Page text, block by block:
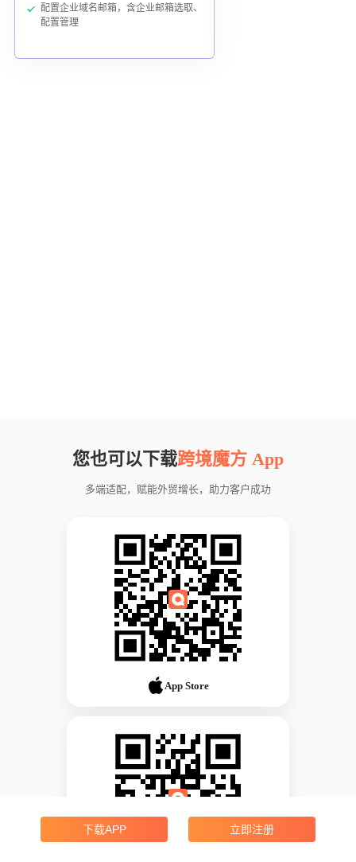
配置企业域名邮箱，含企业邮箱选取、
配置管理
您也可以下载跨境魔方 App
多端适配，赋能外贸增长，助力客户成功
App Store
下载APP 立即注册